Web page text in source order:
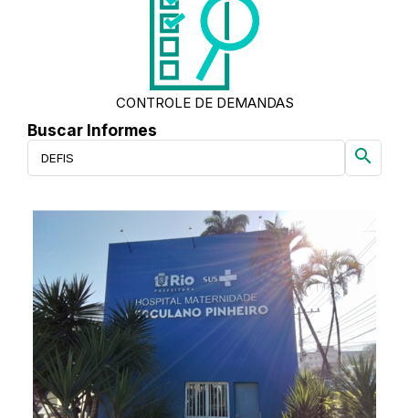
CONTROLE DE DEMANDAS
Buscar Informes
search